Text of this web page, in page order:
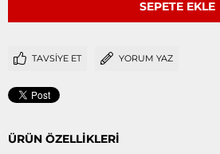
TAVSIYE ET YORUM YAZ
ÜRÜN ÖZELLIKLERI